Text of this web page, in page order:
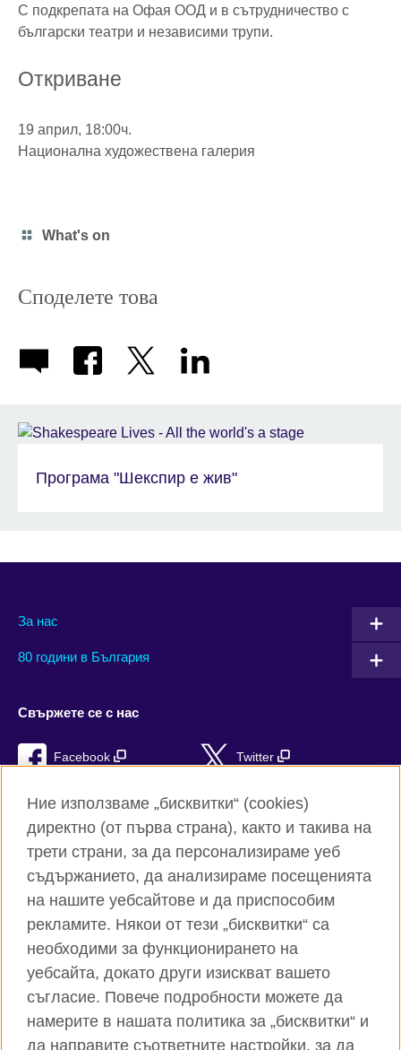
С подкрепата на Офая ООД и в сътрудничество с
български театри и независими трупи.
Откриване
19 април, 18:00ч.
Национална художествена галерия
Category
What's on
Споделете това
Програма "Шекспир е жив"
За нас
80 години в България
Свържете се с нас
Facebook Twitter
YouTube
TikTok RSS
Глобален уебсайт на Британски съвет
Поверителност и условия за ползване
Бисквитки
Карта на сайта
Ние използваме „бисквитки“ (cookies)
директно (от първа страна), както и такива на
трети страни, за да персонализираме уеб
съдържанието, да анализираме посещенията
на нашите уебсайтове и да приспособим
рекламите. Някои от тези „бисквитки“ са
необходими за функционирането на
уебсайта, докато други изискват вашето
съгласие. Повече подробности можете да
намерите в нашата политика за „бисквитки“ и
да направите съответните настройки, за да